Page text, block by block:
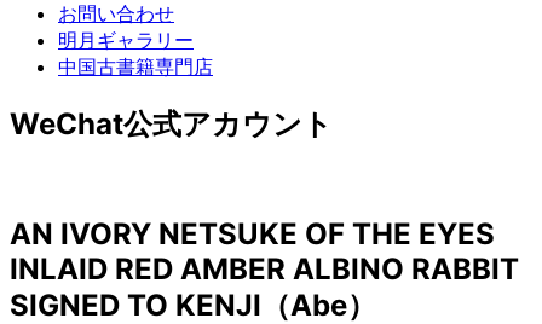
お問い合わせ
明月ギャラリー
中国古書籍専門店
WeChat公式アカウント
AN IVORY NETSUKE OF THE EYES
INLAID RED AMBER ALBINO RABBIT
SIGNED TO KENJI（Abe）